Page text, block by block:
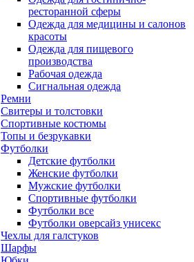
ресторанной сферы
Одежда для медицины и салонов
красоты
Одежда для пищевого
производства
Рабочая одежда
Сигнальная одежда
Ремни
Свитеры и толстовки
Спортивные костюмы
Топы и безрукавки
Футболки
Детские футболки
Женские футболки
Мужские футболки
Спортивные футболки
Футболки все
Футболки оверсайз унисекс
Чехлы для галстуков
Шарфы